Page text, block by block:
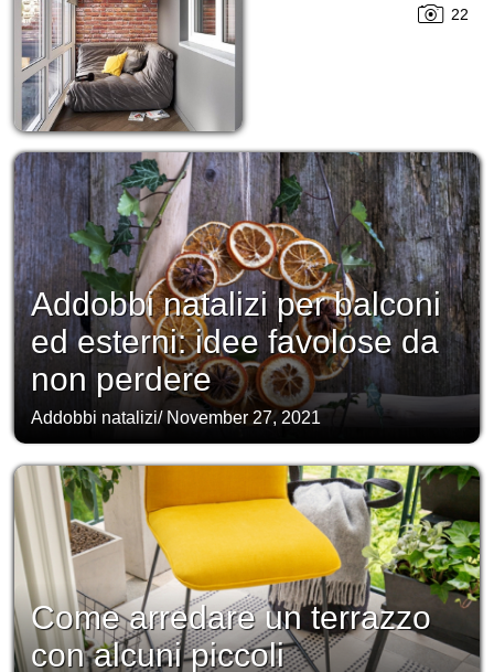
22
Addobbi natalizi per balconi
ed esterni: idee favolose da
non perdere
Addobbi natalizi/ November 27, 2021
Come arredare un terrazzo
con alcuni piccoli